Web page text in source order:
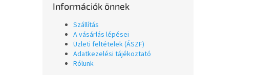
Információk önnek
Szállítás
A vásárlás lépései
Üzleti feltételek (ÁSZF)
Adatkezelési tájékoztató
Rólunk